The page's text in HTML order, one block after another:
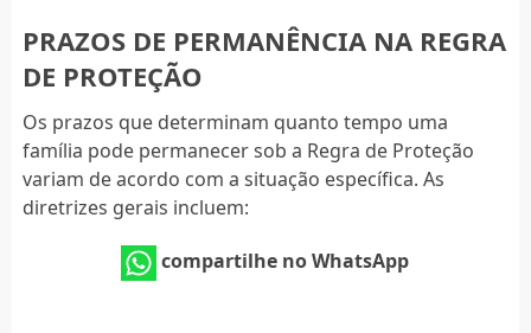
PRAZOS DE PERMANÊNCIA NA REGRA
DE PROTEÇÃO
Os prazos que determinam quanto tempo uma
família pode permanecer sob a Regra de Proteção
variam de acordo com a situação específica. As
diretrizes gerais incluem:
compartilhe no WhatsApp